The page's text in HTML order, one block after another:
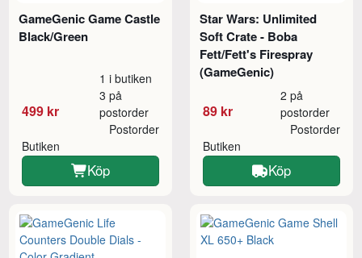
GameGenic Game Castle
Black/Green
499 kr
1 i butiken
3 på
postorder
Butiken
Postorder
Köp
Star Wars: Unlimited
Soft Crate - Boba
Fett/Fett's Firespray
(GameGenic)
89 kr
2 på
postorder
Butiken
Postorder
Köp